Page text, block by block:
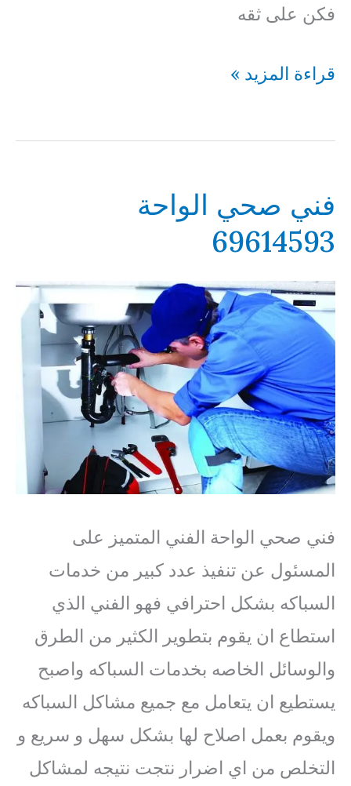
فكن على ثقه
فني
المهبولة
قراءة المزيد »
فني صحي الواحة
69614593
فني صحي الواحة الفني المتميز على
المسئول عن تنفيذ عدد كبير من خدمات
السباكه بشكل احترافي فهو الفني الذي
استطاع ان يقوم بتطوير الكثير من الطرق
والوسائل الخاصه بخدمات السباكه واصبح
يستطيع ان يتعامل مع جميع مشاكل السباكه
ويقوم بعمل اصلاح لها بشكل سهل و سريع و
التخلص من اي اضرار نتجت نتيجه لمشاكل